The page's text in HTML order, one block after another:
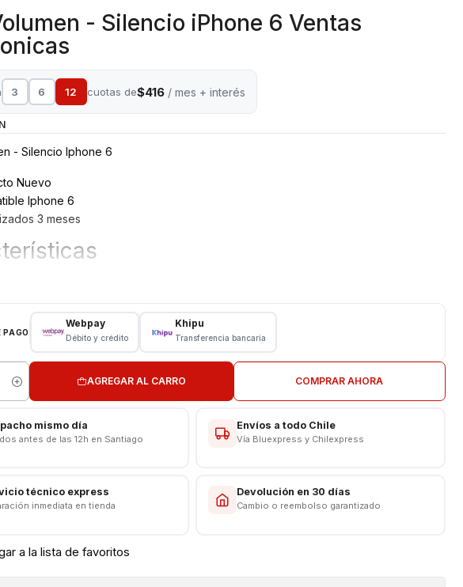
- Silencio iPhone 6 Ventas
3 6 12 cuotas de$416/ mes + interés
- Silencio Iphone 6
Nuevo
Iphone 6
3 meses
- Silencio
valores de instalación
PAGO
Webpay
Débito y crédito
Khipu
Transferencia bancaria
AGREGAR AL CARRO COMPRAR AHORA
mismo día
antes de las 12h en Santiago
Envíos a todo Chile
Vía Bluexpress y Chilexpress
técnico express
inmediata en tienda
Devolución en 30 días
Cambio o reembolso garantizado
a la lista de favoritos